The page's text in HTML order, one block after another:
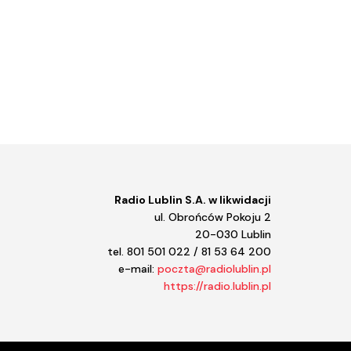
Radio Lublin S.A. w likwidacji
ul. Obrońców Pokoju 2
20-030 Lublin
tel. 801 501 022 / 81 53 64 200
e-mail: poczta@radiolublin.pl
https://radio.lublin.pl